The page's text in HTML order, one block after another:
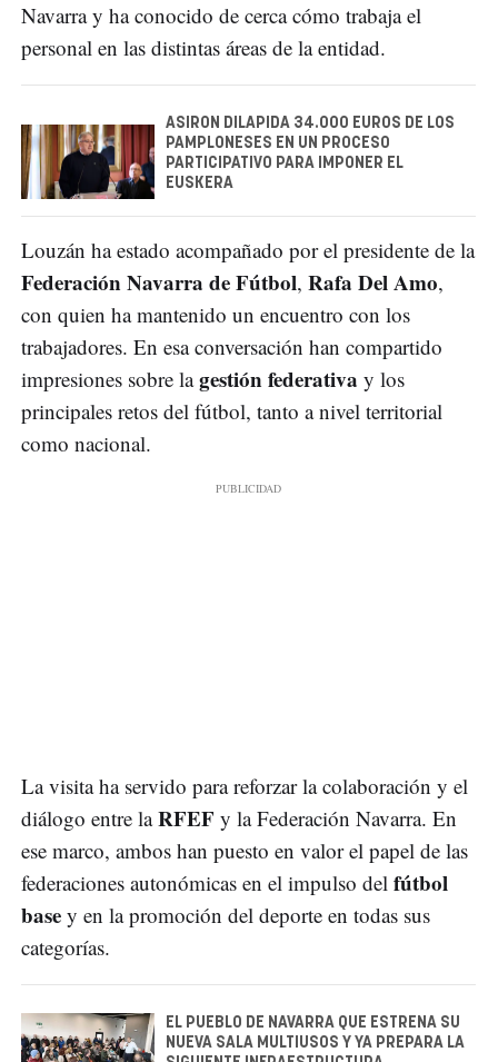
Navarra y ha conocido de cerca cómo trabaja el
personal en las distintas áreas de la entidad.
ASIRON DILAPIDA 34.000 EUROS DE LOS
PAMPLONESES EN UN PROCESO
PARTICIPATIVO PARA IMPONER EL
EUSKERA
Louzán ha estado acompañado por el presidente de la
Federación Navarra de Fútbol, Rafa Del Amo,
con quien ha mantenido un encuentro con los
trabajadores. En esa conversación han compartido
impresiones sobre lagestión federativa y los
principales retos del fútbol, tanto a nivel territorial
como nacional.
La visita ha servido para reforzar la colaboración y el
diálogo entre laRFEF y la Federación Navarra. En
ese marco, ambos han puesto en valor el papel de las
federaciones autonómicas en el impulso del fútbol
base y en la promoción del deporte en todas sus
categorías.
EL PUEBLO DE NAVARRA QUE ESTRENA SU
NUEVA SALA MULTIUSOS Y YA PREPARA LA